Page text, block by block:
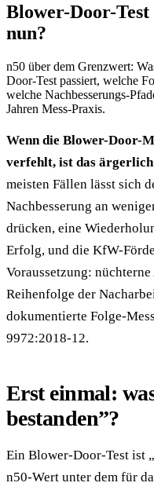
Blower-Door-
nun?
n50 über dem Grenzwert:
Door-Test passiert, welche
welche Nachbesserungs-
Jahren Mess-Praxis.
Wenn die Blower-Door-
verfehlt, ist das
meisten Fällen lässt sich
Nachbesserung an
drücken, eine
Erfolg, und die KfW-
Voraussetzung:
Reihenfolge der
dokumentierte Folge-
9972:2018-12.
Erst einmal:
bestanden”?
Ein Blower-Door-Test ist
n50-Wert unter dem für